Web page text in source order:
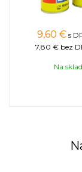
9,60 € s
7,80 € bez
Na